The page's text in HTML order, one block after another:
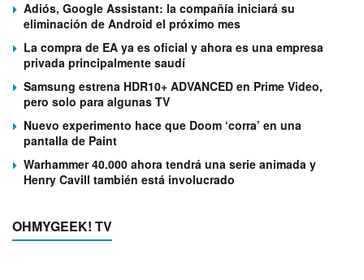
Adiós, Google Assistant: la compañía iniciará su
eliminación de Android el próximo mes
La compra de EA ya es oficial y ahora es una empresa
privada principalmente saudí
Samsung estrena HDR10+ ADVANCED en Prime Video,
pero solo para algunas TV
Nuevo experimento hace que Doom ‘corra’ en una
pantalla de Paint
Warhammer 40.000 ahora tendrá una serie animada y
Henry Cavill también está involucrado
OHMYGEEK! TV